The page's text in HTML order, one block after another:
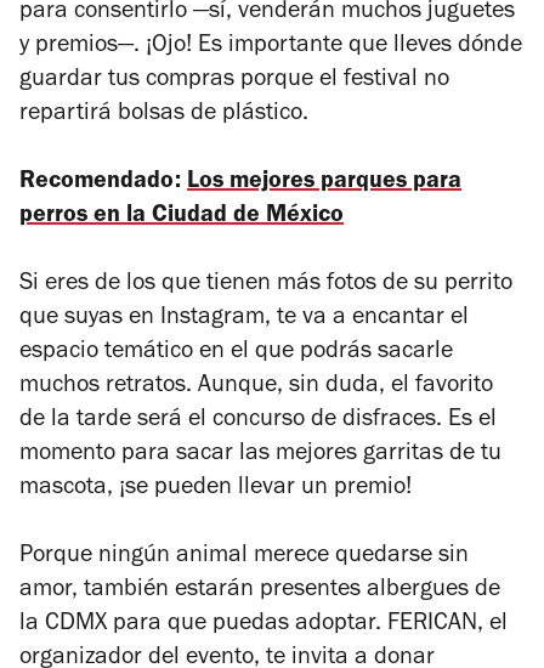
para consentirlo —sí, venderán muchos juguetes
y premios—. ¡Ojo! Es importante que lleves dónde
guardar tus compras porque el festival no
repartirá bolsas de plástico.
Recomendado: Los mejores parques para
perros en la Ciudad de México
Si eres de los que tienen más fotos de su perrito
que suyas en Instagram, te va a encantar el
espacio temático en el que podrás sacarle
muchos retratos. Aunque, sin duda, el favorito
de la tarde será el concurso de disfraces. Es el
momento para sacar las mejores garritas de tu
mascota, ¡se pueden llevar un premio!
Porque ningún animal merece quedarse sin
amor, también estarán presentes albergues de
la CDMX para que puedas adoptar. FERICAN, el
organizador del evento, te invita a donar